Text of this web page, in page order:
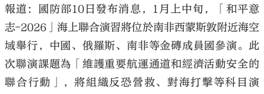
報道：國防部10日發布消息，1月上中旬，「和平意
志-2026」海上聯合演習將位於南非西蒙斯敦附近海空
域舉行，中國、俄羅斯、南非等金磚成員國參演。此
次聯演課題為「維護重要航運通道和經濟活動安全的
聯合行動」，將組織反恐營救、對海打擊等科目演